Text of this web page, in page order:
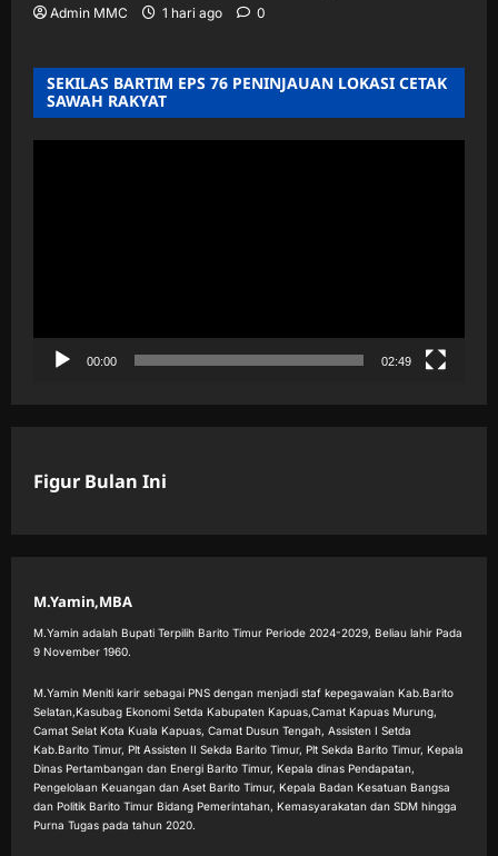
Admin MMC 1 hari ago 0
SEKILAS BARTIM EPS 76 PENINJAUAN LOKASI CETAK
SAWAH RAKYAT
00:00 02:49
Figur Bulan Ini
M.Yamin,MBA
M.Yamin adalah Bupati Terpilih Barito Timur Periode 2024-2029, Beliau lahir Pada
9 November 1960.
M.Yamin Meniti karir sebagai PNS dengan menjadi staf kepegawaian Kab.Barito
Selatan,Kasubag Ekonomi Setda Kabupaten Kapuas,Camat Kapuas Murung,
Camat Selat Kota Kuala Kapuas, Camat Dusun Tengah, Assisten I Setda
Kab.Barito Timur, Plt Assisten II Sekda Barito Timur, Plt Sekda Barito Timur, Kepala
Dinas Pertambangan dan Energi Barito Timur, Kepala dinas Pendapatan,
Pengelolaan Keuangan dan Aset Barito Timur, Kepala Badan Kesatuan Bangsa
dan Politik Barito Timur Bidang Pemerintahan, Kemasyarakatan dan SDM hingga
Purna Tugas pada tahun 2020.